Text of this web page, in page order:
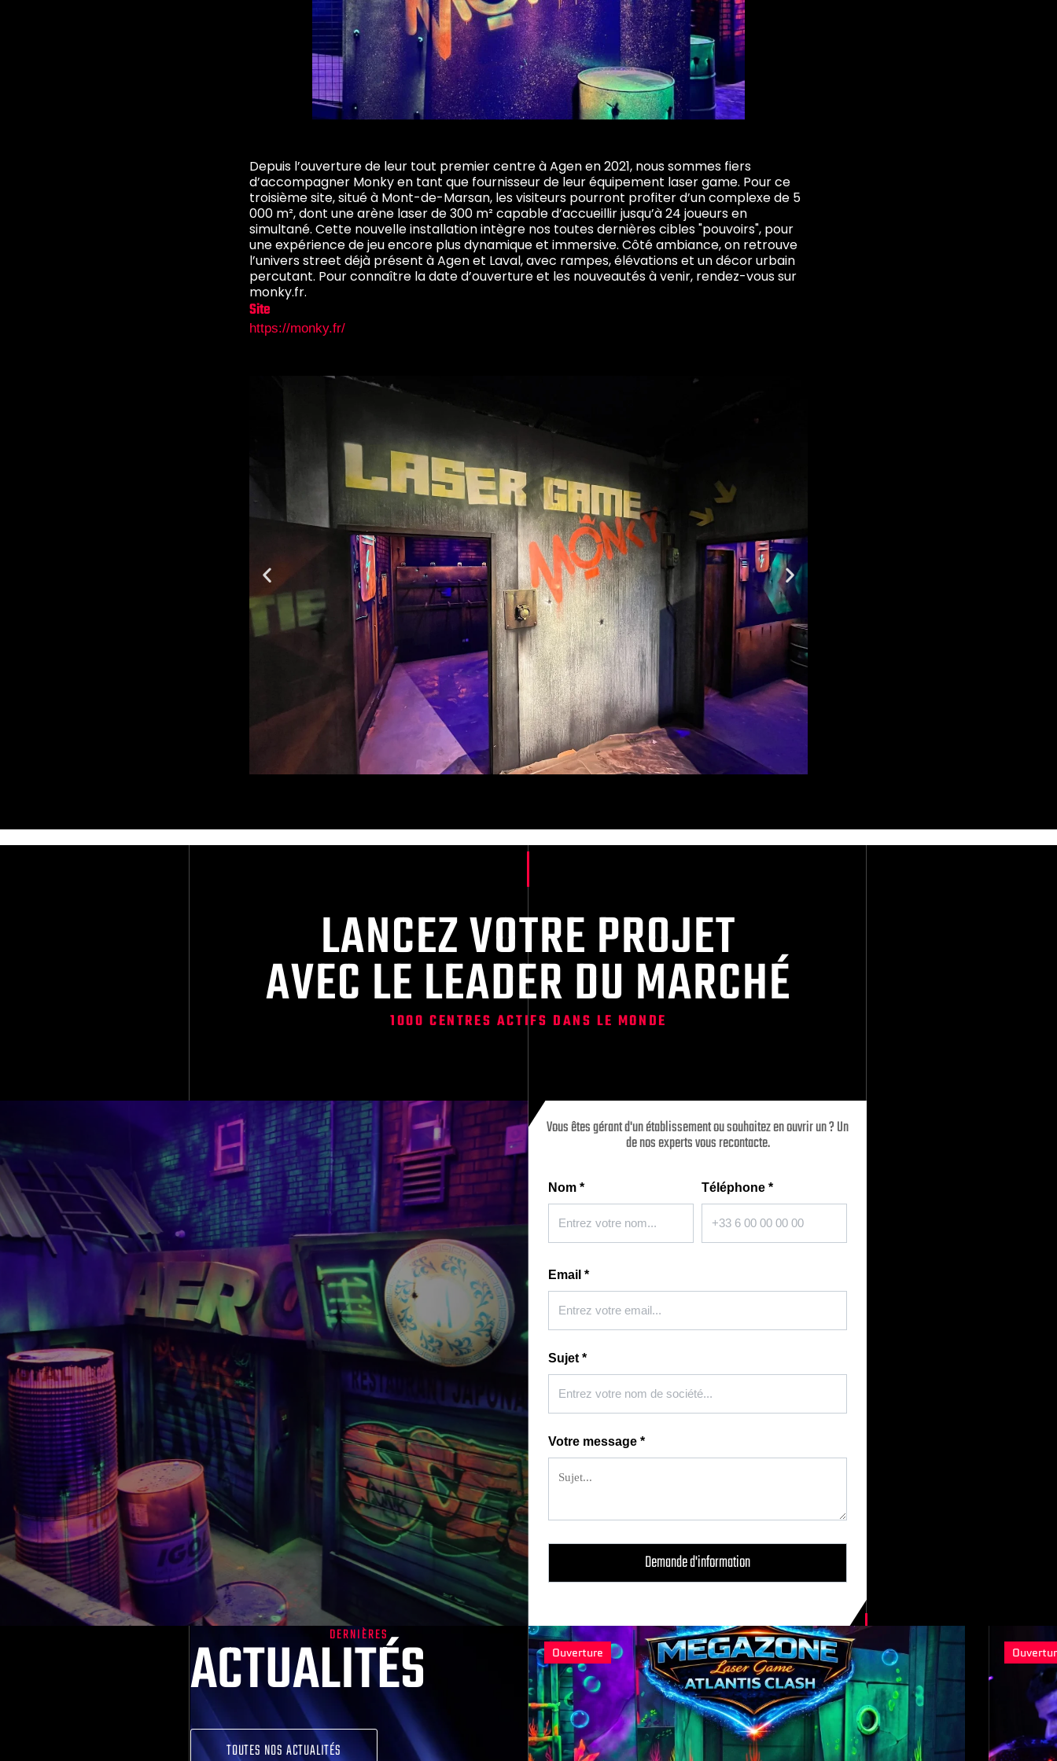
Depuis l’ouverture de leur tout premier centre à Agen en 2021, nous sommes fiers
d’accompagner Monky en tant que fournisseur de leur équipement laser game. Pour ce
troisième site, situé à Mont-de-Marsan, les visiteurs pourront profiter d’un complexe de 5
000 m², dont une arène laser de 300 m² capable d’accueillir jusqu’à 24 joueurs en
simultané. Cette nouvelle installation intègre nos toutes dernières cibles "pouvoirs", pour
une expérience de jeu encore plus dynamique et immersive. Côté ambiance, on retrouve
l’univers street déjà présent à Agen et Laval, avec rampes, élévations et un décor urbain
percutant. Pour connaître la date d’ouverture et les nouveautés à venir, rendez-vous sur
monky.fr.
Site
https://monky.fr/
Airlock
LANCEZ VOTRE PROJET
AVEC LE LEADER DU MARCHÉ
1000 CENTRES ACTIFS DANS LE MONDE
Vous êtes gérant d'un établissement ou souhaitez en ouvrir un ? Un
de nos experts vous recontacte.
Nom * Téléphone *
Email *
Sujet *
Votre message *
DERNIÈRES
ACTUALITÉS
TOUTES NOS ACTUALITÉS
Ouverture